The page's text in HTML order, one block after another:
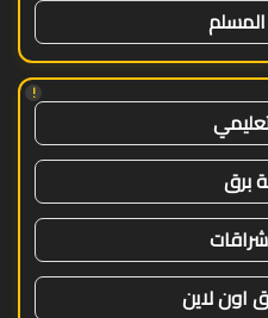
!
برق
اون لاين